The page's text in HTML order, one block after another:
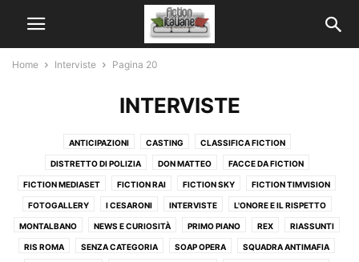
Home Interviste Pagina 20
INTERVISTE
ANTICIPAZIONI CASTING CLASSIFICA FICTION
DISTRETTO DI POLIZIA DON MATTEO FACCE DA FICTION
FICTION MEDIASET FICTION RAI FICTION SKY FICTION TIMVISION
FOTOGALLERY I CESARONI INTERVISTE L'ONORE E IL RISPETTO
MONTALBANO NEWS E CURIOSITÀ PRIMO PIANO REX RIASSUNTI
RIS ROMA SENZA CATEGORIA SOAP OPERA SQUADRA ANTIMAFIA